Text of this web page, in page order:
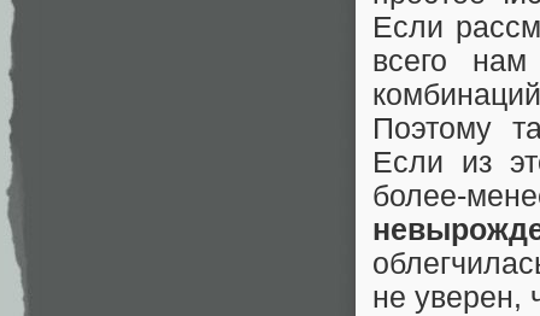
Если
всего нам
Поэтому
Если из
более-
не уверен,